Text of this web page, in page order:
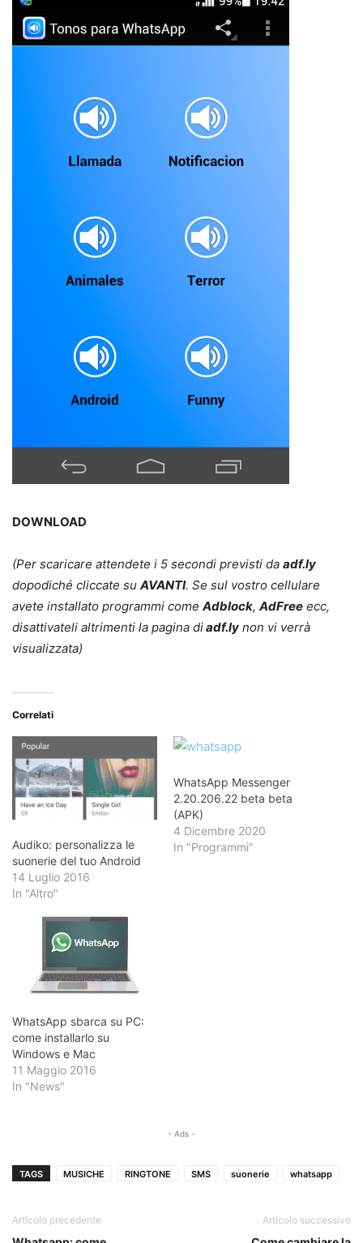
DOWNLOAD
(Per scaricare attendete i 5 secondi previsti da adf.ly
dopodiché cliccate su AVANTI. Se sul vostro cellulare
avete installato programmi come Adblock, AdFree ecc,
disattivateli altrimenti la pagina diadf.ly non vi verrà
visualizzata)
Correlati
Audiko: personalizza le
suonerie del tuo Android
14 Luglio 2016
In "Altro"
WhatsApp Messenger
2.20.206.22 beta beta
(APK)
4 Dicembre 2020
In "Programmi"
WhatsApp sbarca su PC:
come installarlo su
Windows e Mac
11 Maggio 2016
In "News"
- Ads -
TAGS MUSICHE RINGTONE SMS suonerie whatsapp
Articolo precedente Articolo successivo